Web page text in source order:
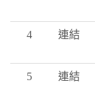
4 連結
5 連結